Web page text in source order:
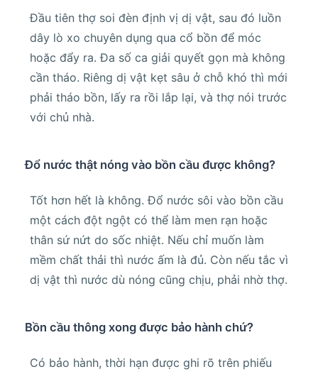
Đầu tiên thợ soi đèn định vị dị vật, sau đó luồn
dây lò xo chuyên dụng qua cổ bồn để móc
hoặc đẩy ra. Đa số ca giải quyết gọn mà không
cần tháo. Riêng dị vật kẹt sâu ở chỗ khó thì mới
phải tháo bồn, lấy ra rồi lắp lại, và thợ nói trước
với chủ nhà.
Đổ nước thật nóng vào bồn cầu được không?
Tốt hơn hết là không. Đổ nước sôi vào bồn cầu
một cách đột ngột có thể làm men rạn hoặc
thân sứ nứt do sốc nhiệt. Nếu chỉ muốn làm
mềm chất thải thì nước ấm là đủ. Còn nếu tắc vì
dị vật thì nước dù nóng cũng chịu, phải nhờ thợ.
Bồn cầu thông xong được bảo hành chứ?
Có bảo hành, thời hạn được ghi rõ trên phiếu